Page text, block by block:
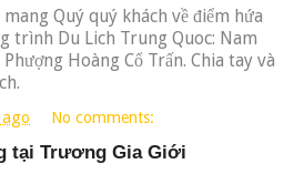
Quý quý khách về điểm hứa
trình Du Lich Trung Quoc: Nam
Hoàng Cổ Trấn. Chia tay và
ago No comments:
tại Trương Gia Giới